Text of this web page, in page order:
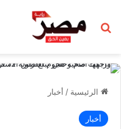
بحث عن
الرئيسية / أخبار
أخبار